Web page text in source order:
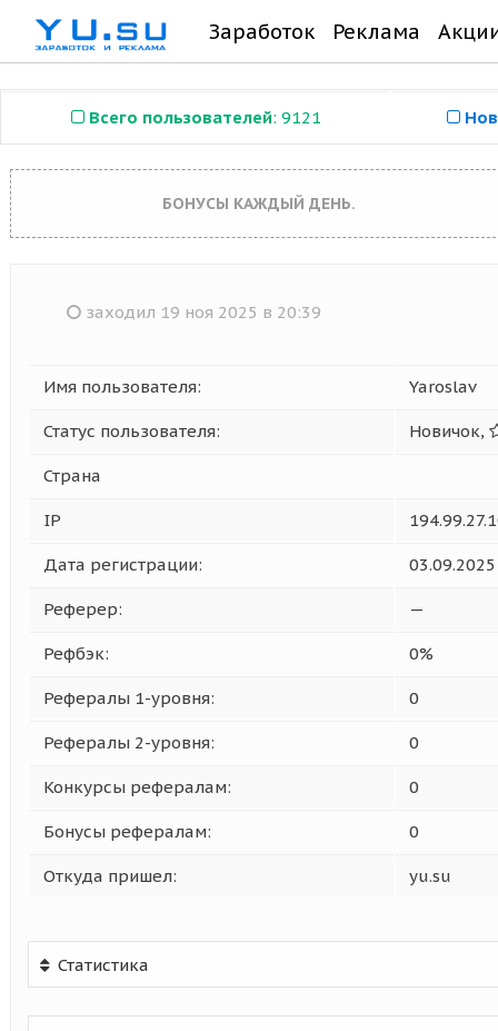
Заработок Реклама
Всего пользователей: 9121
БОНУСЫ КАЖДЫЙ ДЕНЬ.
заходил 19 ноя 2025 в 20:39
Имя пользователя: Yaroslav
Статус пользователя: Новичок,
Страна
IP
Дата регистрации: 03.09.2025
Реферер: —
Рефбэк: 0%
Рефералы 1-уровня: 0
Рефералы 2-уровня: 0
Конкурсы рефералам: 0
Бонусы рефералам: 0
Откуда пришел: yu.su
Статистика